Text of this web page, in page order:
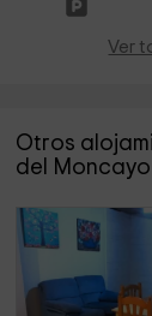
Ver
Otros
del Moncayo